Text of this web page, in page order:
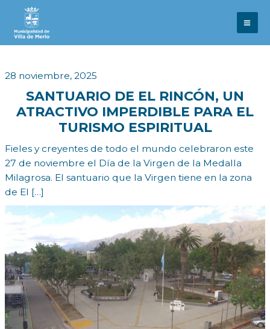
contenido
28 noviembre, 2025
SANTUARIO DE EL RINCÓN, UN
ATRACTIVO IMPERDIBLE PARA EL
TURISMO ESPIRITUAL
Fieles y creyentes de todo el mundo celebraron este
27 de noviembre el Día de la Virgen de la Medalla
Milagrosa. El santuario que la Virgen tiene en la zona
de El […]